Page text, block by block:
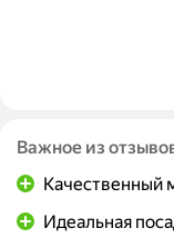
Важное из
Качественный
Идеальная